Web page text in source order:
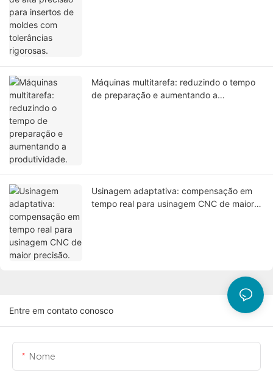
Máquinas multitarefa: reduzindo o tempo
de preparação e aumentando a
Usinagem adaptativa: compensação em
tempo real para usinagem CNC de maior
Entre em contato conosco
Nome